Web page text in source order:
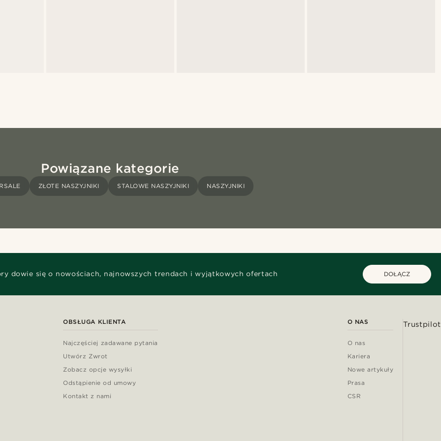
Powiązane kategorie
ZŁOTE NASZYJNIKI STALOWE NASZYJNIKI NASZYJNIKI
dowie się o nowościach, najnowszych trendach i wyjątkowych ofertach DOŁĄCZ
OBSŁUGA KLIENTA
Najczęściej zadawane pytania
Utwórz Zwrot
Zobacz opcje wysyłki
Odstąpienie od umowy
Kontakt z nami
O NAS
O nas
Kariera
Nowe artykuły
Prasa
CSR
Trustpilot